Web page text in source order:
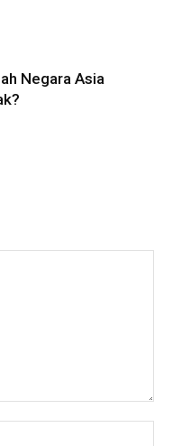
Negara Asia